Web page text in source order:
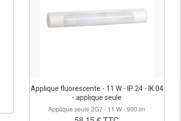
Applique fluorescente - 11 W - IP 24 - IK 04
- applique seule
Applique seule 2G7 - 11 W - 900 lm